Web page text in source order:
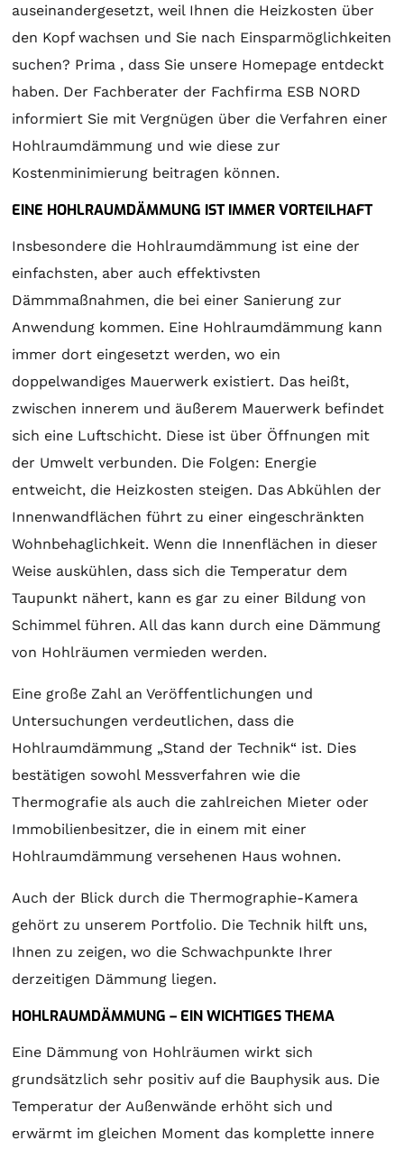
auseinandergesetzt, weil Ihnen die Heizkosten über
den Kopf wachsen und Sie nach Einsparmöglichkeiten
suchen? Prima , dass Sie unsere Homepage entdeckt
haben. Der Fachberater der Fachfirma ESB NORD
informiert Sie mit Vergnügen über die Verfahren einer
Hohlraumdämmung und wie diese zur
Kostenminimierung beitragen können.
EINE HOHLRAUMDÄMMUNG IST IMMER VORTEILHAFT
Insbesondere die Hohlraumdämmung ist eine der
einfachsten, aber auch effektivsten
Dämmmaßnahmen, die bei einer Sanierung zur
Anwendung kommen. Eine Hohlraumdämmung kann
immer dort eingesetzt werden, wo ein
doppelwandiges Mauerwerk existiert. Das heißt,
zwischen innerem und äußerem Mauerwerk befindet
sich eine Luftschicht. Diese ist über Öffnungen mit
der Umwelt verbunden. Die Folgen: Energie
entweicht, die Heizkosten steigen. Das Abkühlen der
Innenwandflächen führt zu einer eingeschränkten
Wohnbehaglichkeit. Wenn die Innenflächen in dieser
Weise auskühlen, dass sich die Temperatur dem
Taupunkt nähert, kann es gar zu einer Bildung von
Schimmel führen. All das kann durch eine Dämmung
von Hohlräumen vermieden werden.
Eine große Zahl an Veröffentlichungen und
Untersuchungen verdeutlichen, dass die
Hohlraumdämmung „Stand der Technik“ ist. Dies
bestätigen sowohl Messverfahren wie die
Thermografie als auch die zahlreichen Mieter oder
Immobilienbesitzer, die in einem mit einer
Hohlraumdämmung versehenen Haus wohnen.
Auch der Blick durch die Thermographie-Kamera
gehört zu unserem Portfolio. Die Technik hilft uns,
Ihnen zu zeigen, wo die Schwachpunkte Ihrer
derzeitigen Dämmung liegen.
HOHLRAUMDÄMMUNG – EIN WICHTIGES THEMA
Eine Dämmung von Hohlräumen wirkt sich
grundsätzlich sehr positiv auf die Bauphysik aus. Die
Temperatur der Außenwände erhöht sich und
erwärmt im gleichen Moment das komplette innere